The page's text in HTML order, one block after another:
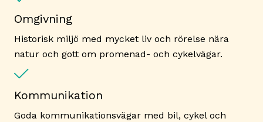
Omgivning
Historisk miljö med mycket liv och rörelse nära
natur och gott om promenad- och cykelvägar.
Kommunikation
Goda kommunikationsvägar med bil, cykel och